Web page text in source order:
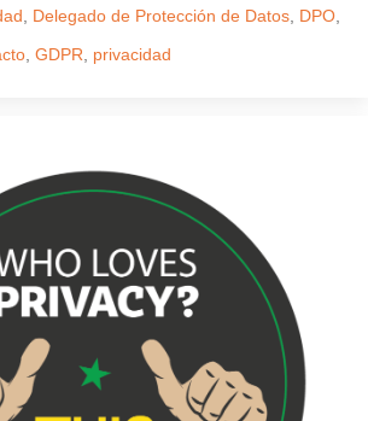
Delegado de Protección de Datos DPO
GDPR privacidad